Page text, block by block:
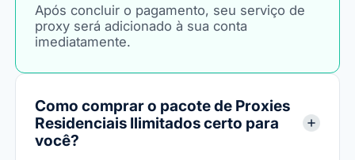
Após concluir o pagamento, seu serviço de
proxy será adicionado à sua conta
imediatamente.
Como comprar o pacote de Proxies
Residenciais Ilimitados certo para
você?